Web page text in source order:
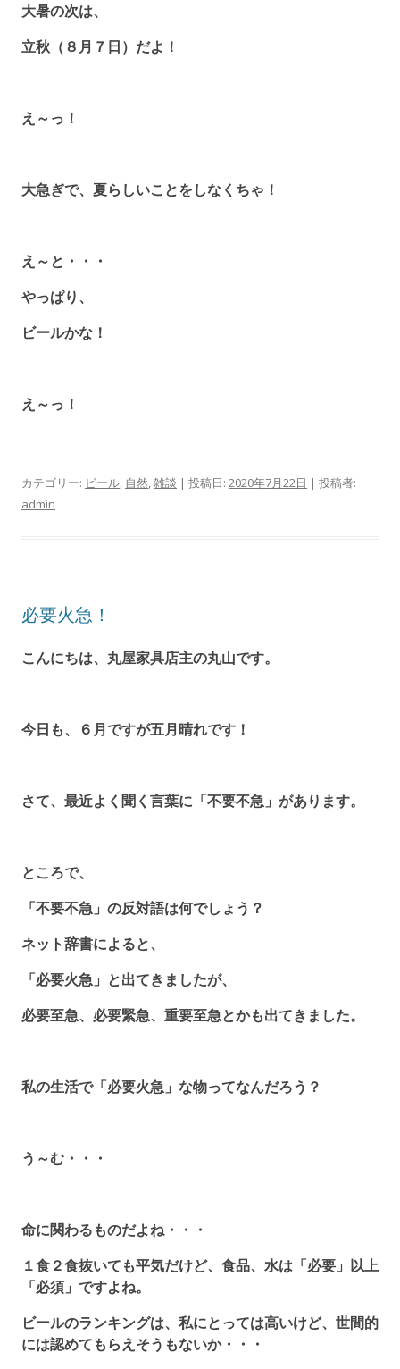
大暑の次は、
立秋（８月７日）だよ！
え～っ！
大急ぎで、夏らしいことをしなくちゃ！
え～と・・・
やっぱり、
ビールかな！
え～っ！
カテゴリー: ビール, 自然,雑談 | 投稿日: 2020年7月22日 | 投稿者:
admin
必要火急！
こんにちは、丸屋家具店主の丸山です。
今日も、６月ですが五月晴れです！
さて、最近よく聞く言葉に「不要不急」があります。
ところで、
「不要不急」の反対語は何でしょう？
ネット辞書によると、
「必要火急」と出てきましたが、
必要至急、必要緊急、重要至急とかも出てきました。
私の生活で「必要火急」な物ってなんだろう？
う～む・・・
命に関わるものだよね・・・
１食２食抜いても平気だけど、食品、水は「必要」以上
「必須」ですよね。
ビールのランキングは、私にとっては高いけど、世間的
には認めてもらえそうもないか・・・